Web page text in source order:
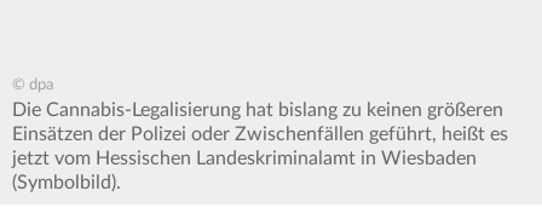
© dpa
Die Cannabis-Legalisierung hat bislang zu keinen größeren
Einsätzen der Polizei oder Zwischenfällen geführt, heißt es
jetzt vom Hessischen Landeskriminalamt in Wiesbaden
(Symbolbild).